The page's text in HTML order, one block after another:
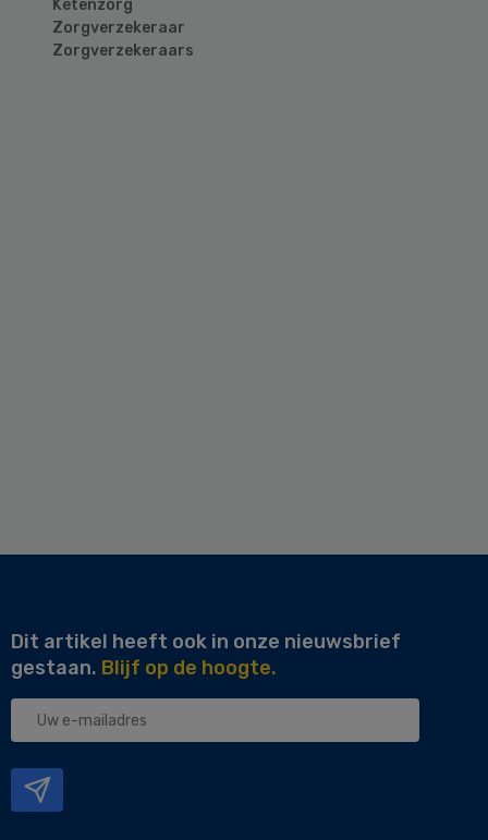
Ketenzorg
Zorgverzekeraar
Zorgverzekeraars
Dit artikel heeft ook in onze nieuwsbrief
gestaan. Blijf op de hoogte.
Uw